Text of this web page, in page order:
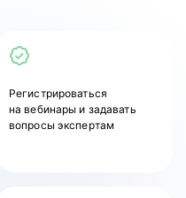
Регистрироваться
на вебинары и задавать
вопросы экспертам